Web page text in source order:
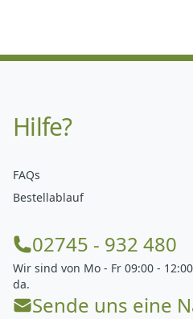
Hilfe?
FAQs
Bestellablauf
02745 - 932 480
Wir sind von Mo - Fr 09:00 -
da.
Sende uns eine